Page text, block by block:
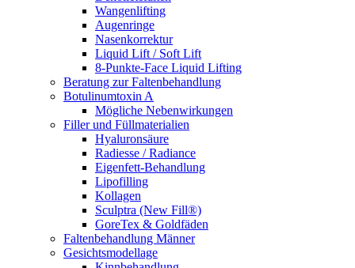
Wangenlifting
Augenringe
Nasenkorrektur
Liquid Lift / Soft Lift
8-Punkte-Face Liquid Lifting
Beratung zur Faltenbehandlung
Botulinumtoxin A
Mögliche Nebenwirkungen
Filler und Füllmaterialien
Hyaluronsäure
Radiesse / Radiance
Eigenfett-Behandlung
Lipofilling
Kollagen
Sculptra (New Fill®)
GoreTex & Goldfäden
Faltenbehandlung Männer
Gesichtsmodellage